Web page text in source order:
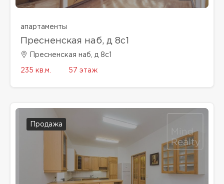
апартаменты
Пресненская наб, д 8с1
Пресненская наб, д 8с1
235 кв.м. 57 этаж
Продажа